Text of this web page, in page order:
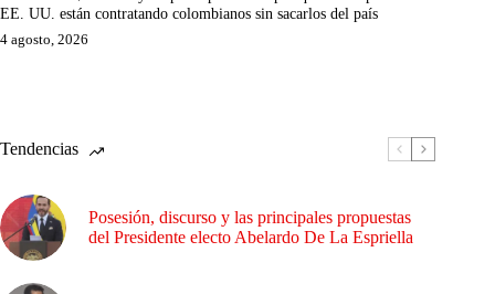
EE. UU. están contratando colombianos sin sacarlos del país
4 agosto, 2026
Tendencias
Posesión, discurso y las principales propuestas
del Presidente electo Abelardo De La Espriella